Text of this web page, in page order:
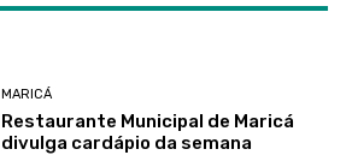
MARICÁ
Restaurante Municipal de Maricá
divulga cardápio da semana